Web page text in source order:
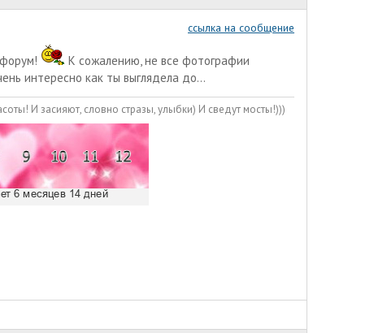
ссылка на сообщение
К сожалению, не все фотографии
интересно как ты выглядела до...
И засияют, словно стразы, улыбки) И сведут мосты!)))